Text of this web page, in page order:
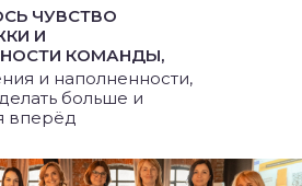
и наполненности,
больше и
вперёд
ЧУВСТВО
И
КОМАНДЫ,